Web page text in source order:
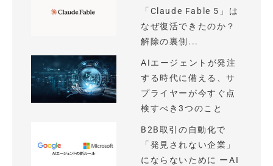
「Claude Fable 5」は
なぜ復活できたのか？
解除の裏側...
AIエージェントが発注
する時代に備える、サ
プライヤーが今すぐ点
検すべき3つのこと
B2B取引の自動化で
「発見されない企業」
にならないために ーAI